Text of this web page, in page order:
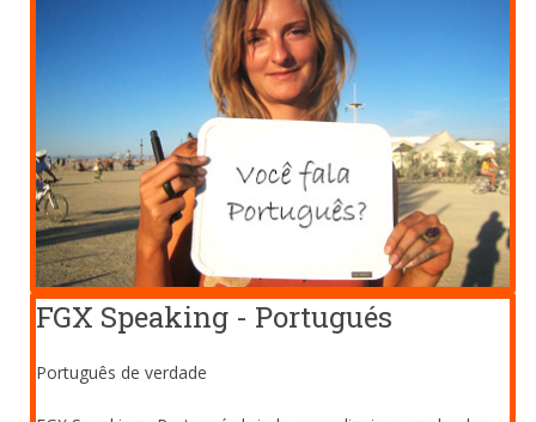
FGX Speaking - Portugués
Português de verdade